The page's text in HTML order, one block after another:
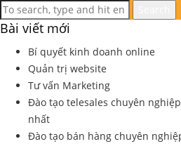
Bài viết mới
Bí quyết kinh doanh online
Quản trị website
Tư vấn Marketing
Đào tạo telesales chuyên
nhất
Đào tạo bán hàng chuyên